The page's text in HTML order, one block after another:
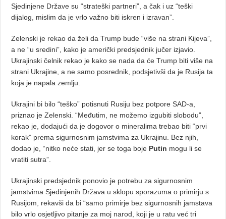
Sjedinjene Države su “strateški partneri”, a čak i uz “teški
dijalog, mislim da je vrlo važno biti iskren i izravan”.
Zelenski je rekao da želi da Trump bude “više na strani Kijeva”,
a ne “u sredini”, kako je američki predsjednik jučer izjavio.
Ukrajinski čelnik rekao je kako se nada da će Trump biti više na
strani Ukrajine, a ne samo posrednik, podsjetivši da je Rusija ta
koja je napala zemlju.
Ukrajini bi bilo “teško” potisnuti Rusiju bez potpore SAD-a,
priznao je Zelenski. “Međutim, ne možemo izgubiti slobodu”,
rekao je, dodajući da je dogovor o mineralima trebao biti “prvi
korak” prema sigurnosnim jamstvima za Ukrajinu. Bez njih,
dodao je, “nitko neće stati, jer se toga boje Putin mogu li se
vratiti sutra”.
Ukrajinski predsjednik ponovio je potrebu za sigurnosnim
jamstvima Sjedinjenih Država u sklopu sporazuma o primirju s
Rusijom, rekavši da bi “samo primirje bez sigurnosnih jamstava
bilo vrlo osjetljivo pitanje za moj narod, koji je u ratu već tri